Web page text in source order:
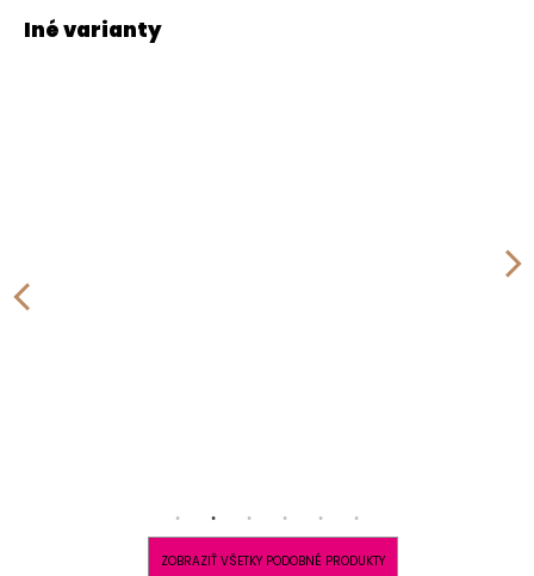
ZOBRAZIŤ VŠETKY PODOBNÉ PRODUKTY
TM.
ŠEDÁ/